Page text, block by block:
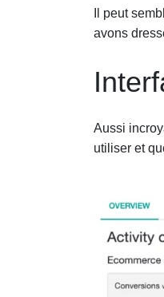
Il peut
avons
Aussi
utiliser et